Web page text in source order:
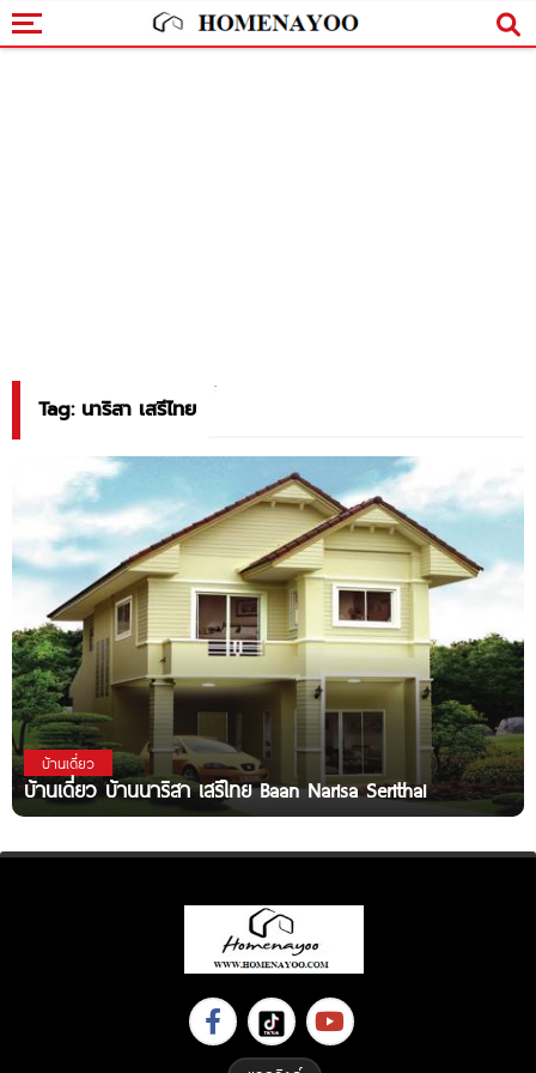
Tag: นาริสา เสรีไทย
บ้านเดี่ยว
บ้านเดี่ยว บ้านนาริสา เสรีไทย Baan Narisa Serithai